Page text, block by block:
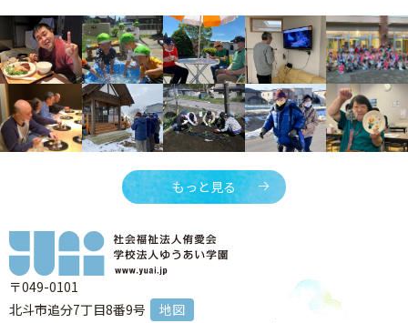
もっと見る
〒049-0101
北斗市追分7丁目8番9号
地図